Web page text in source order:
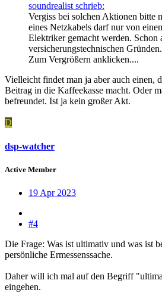
soundrealist schrieb:
Vergiss bei solchen Aktionen bitte
eines Netzkabels darf nur von
Elektriker gemacht werden. Schon
versicherungstechnischen Gründen.
Zum Vergrößern anklicken....
Vielleicht findet man ja aber auch einen,
Beitrag in die Kaffeekasse macht. Oder
befreundet. Ist ja kein großer Akt.
D
dsp-watcher
Active Member
19 Apr 2023
#4
Die Frage: Was ist ultimativ und was ist
persönliche Ermessenssache.
Daher will ich mal auf den Begriff
eingehen.